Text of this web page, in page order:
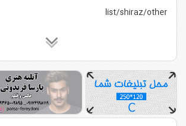
list/shiraz/other